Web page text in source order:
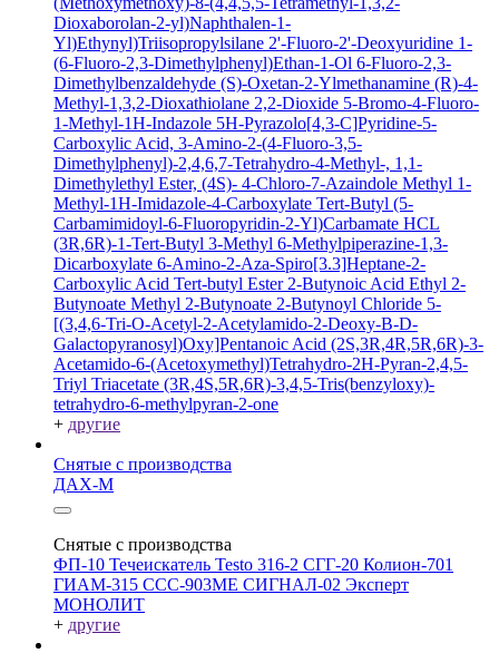
Dioxaborolan-2-yl)Naphthalen-1-
Yl)Ethynyl)Triisopropylsilane 2'-Fluoro-2'-Deoxyuridine 1-
(6-Fluoro-2,3-Dimethylphenyl)Ethan-1-Ol 6-Fluoro-2,3-
Dimethylbenzaldehyde (S)-Oxetan-2-Ylmethanamine (R)-4-
Methyl-1,3,2-Dioxathiolane 2,2-Dioxide 5-Bromo-4-Fluoro-
1-Methyl-1H-Indazole 5H-Pyrazolo[4,3-C]Pyridine-5-
Carboxylic Acid, 3-Amino-2-(4-Fluoro-3,5-
Dimethylphenyl)-2,4,6,7-Tetrahydro-4-Methyl-, 1,1-
Dimethylethyl Ester, (4S)- 4-Chloro-7-Azaindole Methyl 1-
Methyl-1H-Imidazole-4-Carboxylate Tert-Butyl (5-
Carbamimidoyl-6-Fluoropyridin-2-Yl)Carbamate HCL
(3R,6R)-1-Tert-Butyl 3-Methyl 6-Methylpiperazine-1,3-
Dicarboxylate 6-Amino-2-Aza-Spiro[3.3]Heptane-2-
Carboxylic Acid Tert-butyl Ester 2-Butynoic Acid Ethyl 2-
Butynoate Methyl 2-Butynoate 2-Butynoyl Chloride 5-
[(3,4,6-Tri-O-Acetyl-2-Acetylamido-2-Deoxy-B-D-
Galactopyranosyl)Oxy]Pentanoic Acid (2S,3R,4R,5R,6R)-3-
Acetamido-6-(Acetoxymethyl)Tetrahydro-2H-Pyran-2,4,5-
Triyl Triacetate (3R,4S,5R,6R)-3,4,5-Tris(benzyloxy)-
tetrahydro-6-methylpyran-2-one
+ другие
Снятые с производства
ДАХ-М
Снятые с производства
ФП-10 Течеискатель Testo 316-2 СГГ-20 Колион-701
ГИАМ-315 ССС-903МЕ СИГНАЛ-02 Эксперт
МОНОЛИТ
+ другие